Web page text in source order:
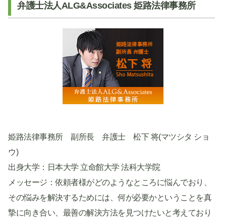
弁護士法人ALG&Associates 姫路法律事務所
姫路法律事務所 副所長 弁護士 松下 将(マツシタ ショ
ウ)
出身大学：日本大学 立命館大学 法科大学院
メッセージ：依頼者様がどのようなところに悩んでおり、
その悩みを解決するためには、何が必要かということを真
摯に向き合い、最善の解決方法を見つけたいと考えており